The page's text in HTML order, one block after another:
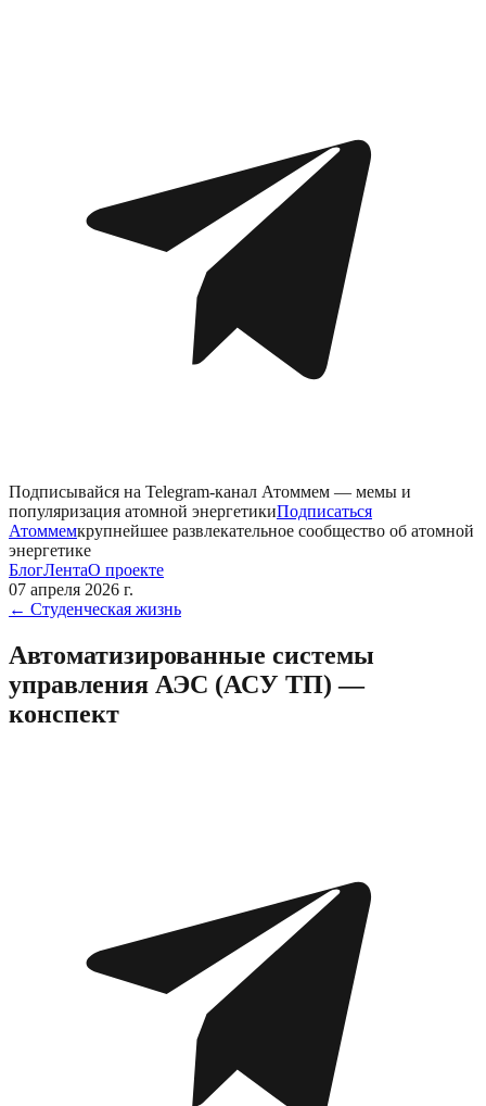
Подписывайся на Telegram-канал Атоммем — мемы и
популяризация атомной энергетикиПодписаться
Атоммемкрупнейшее развлекательное сообщество об атомной
энергетике
БлогЛентаО проекте
07 апреля 2026 г.
← Студенческая жизнь
Автоматизированные системы
управления АЭС (АСУ ТП) —
конспект